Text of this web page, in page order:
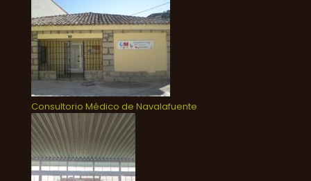
Consultorio Médico de Navalafuente